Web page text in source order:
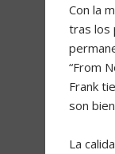
Con la
tras los
“From
Frank
son
La